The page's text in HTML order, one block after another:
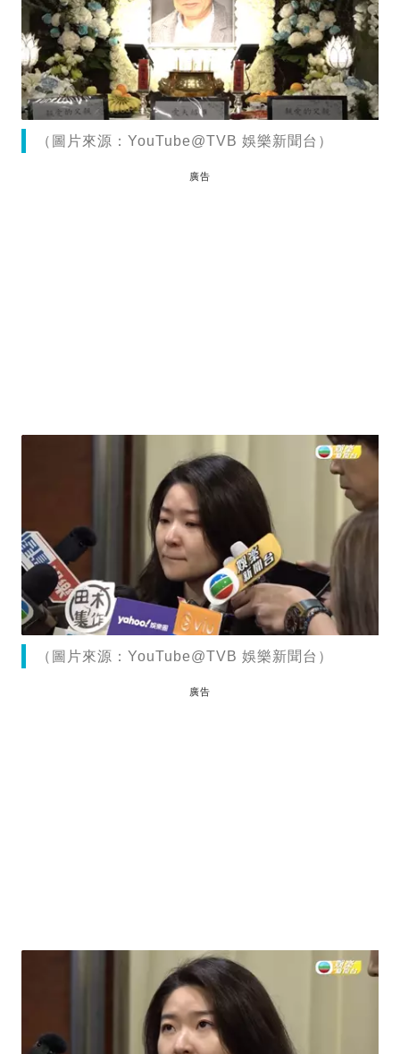
（圖片來源：YouTube@TVB 娛樂新聞台）
廣告
（圖片來源：YouTube@TVB 娛樂新聞台）
廣告